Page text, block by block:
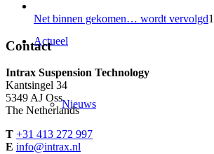
Actueel
Nieuws
Net binnen gekomen… wordt vervolgd
Contact
Intrax Suspension Technology
Kantsingel 34
5349 AJ Oss
The Netherlands
T +31 413 272 997
E info@intrax.nl